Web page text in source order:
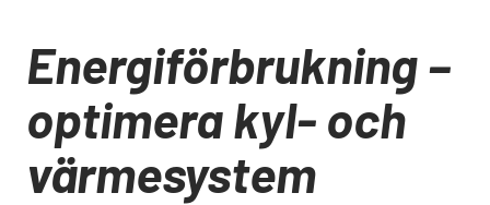
Energiförbrukning –
optimera kyl- och
värmesystem